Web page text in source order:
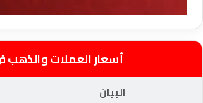
أسعار العملات
البيان